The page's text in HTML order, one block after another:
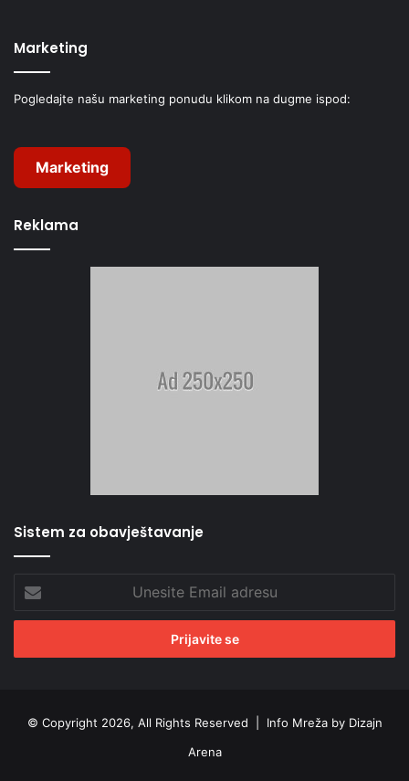
Marketing
Pogledajte našu marketing ponudu klikom na dugme ispod:
Marketing
Reklama
Sistem za obavještavanje
Email
adresu
© Copyright 2026, All Rights Reserved | Info Mreža by Dizajn
Arena